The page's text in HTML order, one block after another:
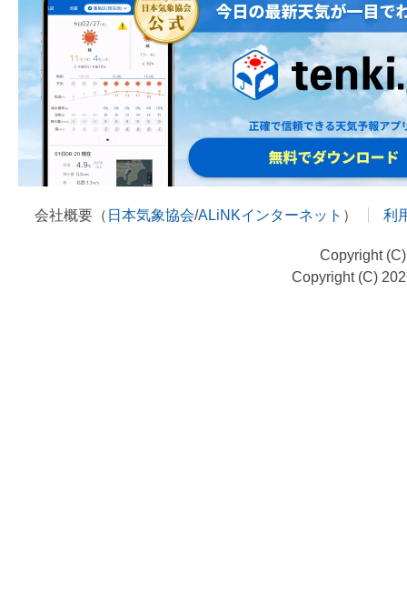
会社概要（ 日本気象協会/ALiNKインターネット ） 利
Copyright
Copyright (C)